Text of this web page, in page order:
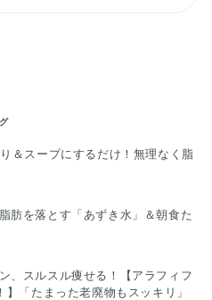
＆スープにするだけ！無理なく脂
肪を落とす「あずき水」＆朝食た
、スルスル痩せる！【アラフィフ
】「たまった老廃物もスッキリ」